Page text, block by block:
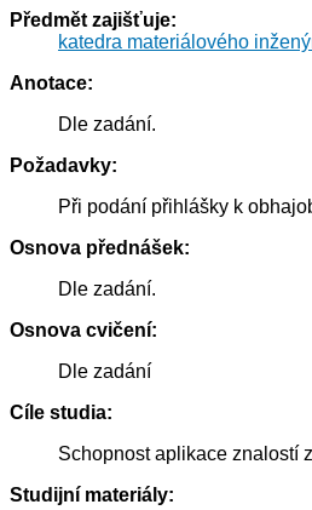
Předmět zajišťuje:
katedra materiálového
Anotace:
Dle zadání.
Požadavky:
Při podání přihlášky k
Osnova přednášek:
Dle zadání.
Osnova cvičení:
Dle zadání
Cíle studia:
Schopnost aplikace znalostí
Studijní materiály: